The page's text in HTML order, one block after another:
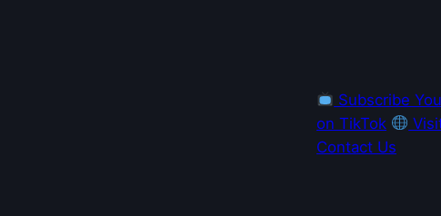
Subscribe
on TikTok
Contact Us